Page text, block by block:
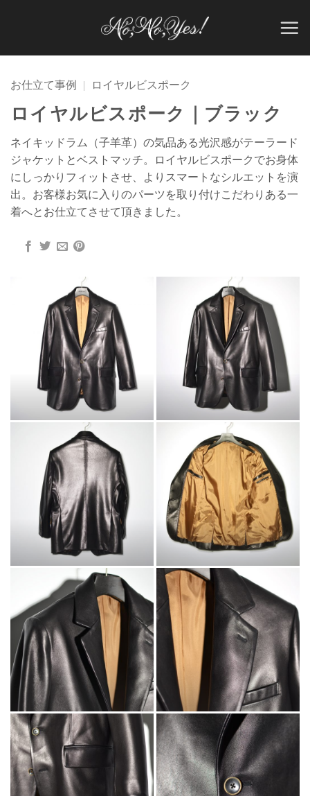
お仕立て事例 | ロイヤルビスポーク
ロイヤルビスポーク｜ブラック
ネイキッドラム（子羊革）の気品ある光沢感がテーラード
ジャケットとベストマッチ。ロイヤルビスポークでお身体
にしっかりフィットさせ、よりスマートなシルエットを演
出。お客様お気に入りのパーツを取り付けこだわりある一
着へとお仕立てさせて頂きました。